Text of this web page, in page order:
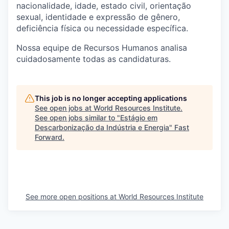
nacionalidade, idade, estado civil, orientação
sexual, identidade e expressão de gênero,
deficiência física ou necessidade específica.
Nossa equipe de Recursos Humanos analisa
cuidadosamente todas as candidaturas.
This job is no longer accepting applications
See open jobs at World Resources Institute.
See open jobs similar to "Estágio em
Descarbonização da Indústria e Energia" Fast
Forward.
See more open positions at World Resources Institute